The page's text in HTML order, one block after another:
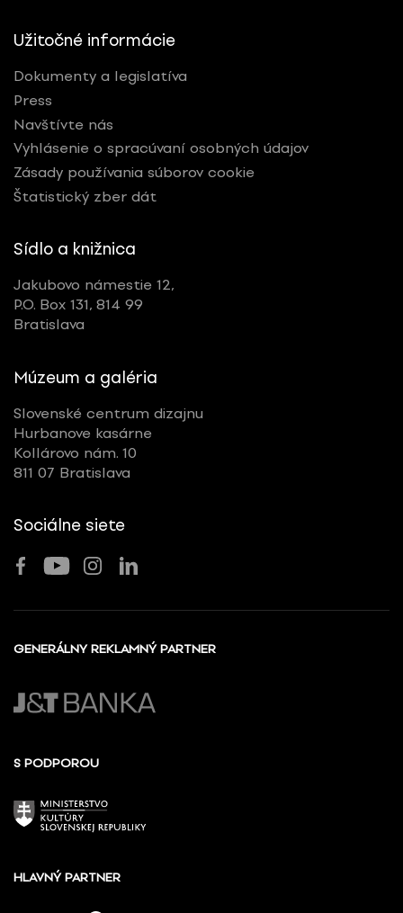
Užitočné informácie
Dokumenty a legislatíva
Press
Navštívte nás
Vyhlásenie o spracúvaní osobných údajov
Zásady používania súborov cookie
Štatistický zber dát
Sídlo a knižnica
Jakubovo námestie 12,
P.O. Box 131, 814 99
Bratislava
Múzeum a galéria
Slovenské centrum dizajnu
Hurbanove kasárne
Kollárovo nám. 10
811 07 Bratislava
Sociálne siete
GENERÁLNY REKLAMNÝ PARTNER
S PODPOROU
HLAVNÝ PARTNER